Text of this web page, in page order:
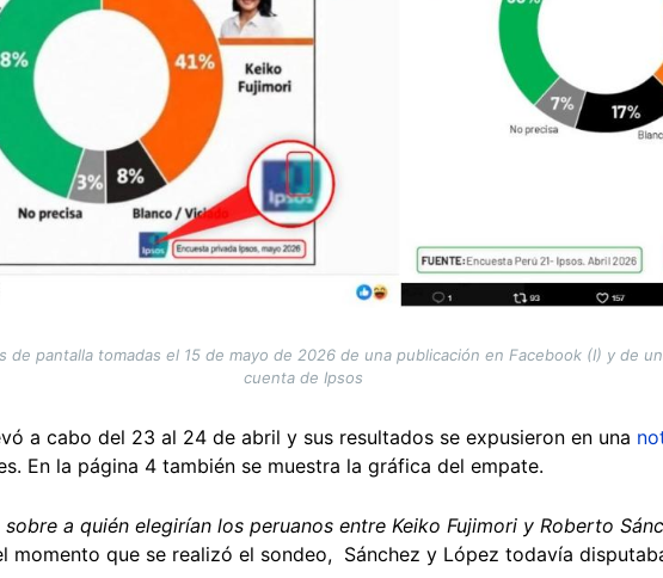
de pantalla tomadas el 15 de mayo de 2026 de una publicación en Facebook (I) y de
cuenta de Ipsos
a cabo del 23 al 24 de abril y sus resultados se expusieron en una
En la página 4 también se muestra la gráfica del empate.
sobre a quién elegirían los peruanos entre Keiko Fujimori y Roberto
momento que se realizó el sondeo, Sánchez y López todavía